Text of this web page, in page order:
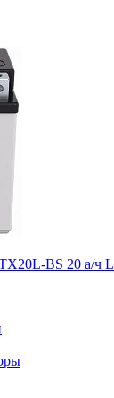
BS 20 а/ч L